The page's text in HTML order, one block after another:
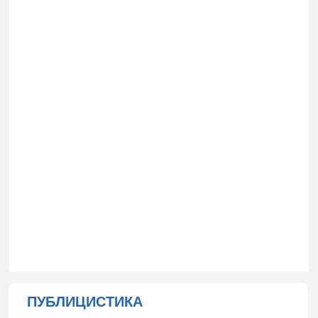
ПУБЛИЦИСТИКА